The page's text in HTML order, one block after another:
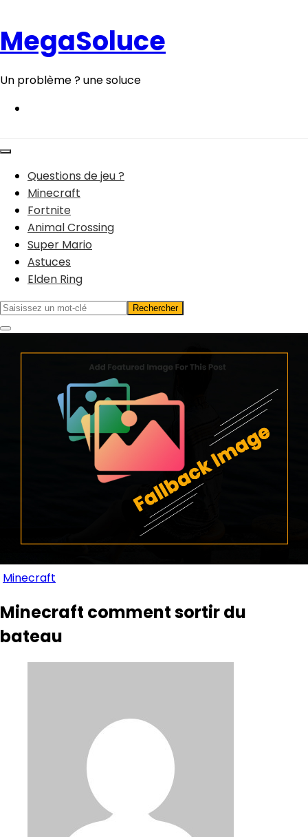
contenu
MegaSoluce
Un problème ? une soluce
Questions de jeu ?
Minecraft
Fortnite
Animal Crossing
Super Mario
Astuces
Elden Ring
Minecraft
Minecraft comment sortir du
bateau